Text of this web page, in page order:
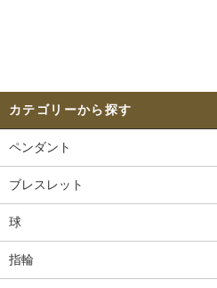
カテゴリーから探す
ペンダント
ブレスレット
球
指輪